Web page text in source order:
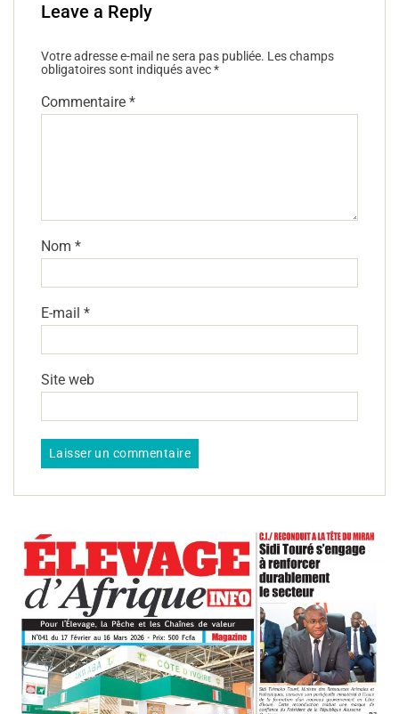
Leave a Reply
Votre adresse e-mail ne sera pas publiée. Les champs
obligatoires sont indiqués avec*
Commentaire *
Nom *
E-mail *
Site web